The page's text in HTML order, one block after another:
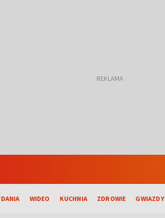
WIDEO KUCHNIA ZDROWIE GWIAZDY